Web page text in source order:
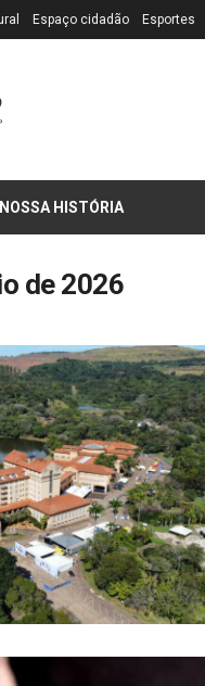
Espaço cidadão Esportes
NOSSA HISTÓRIA
de 2026